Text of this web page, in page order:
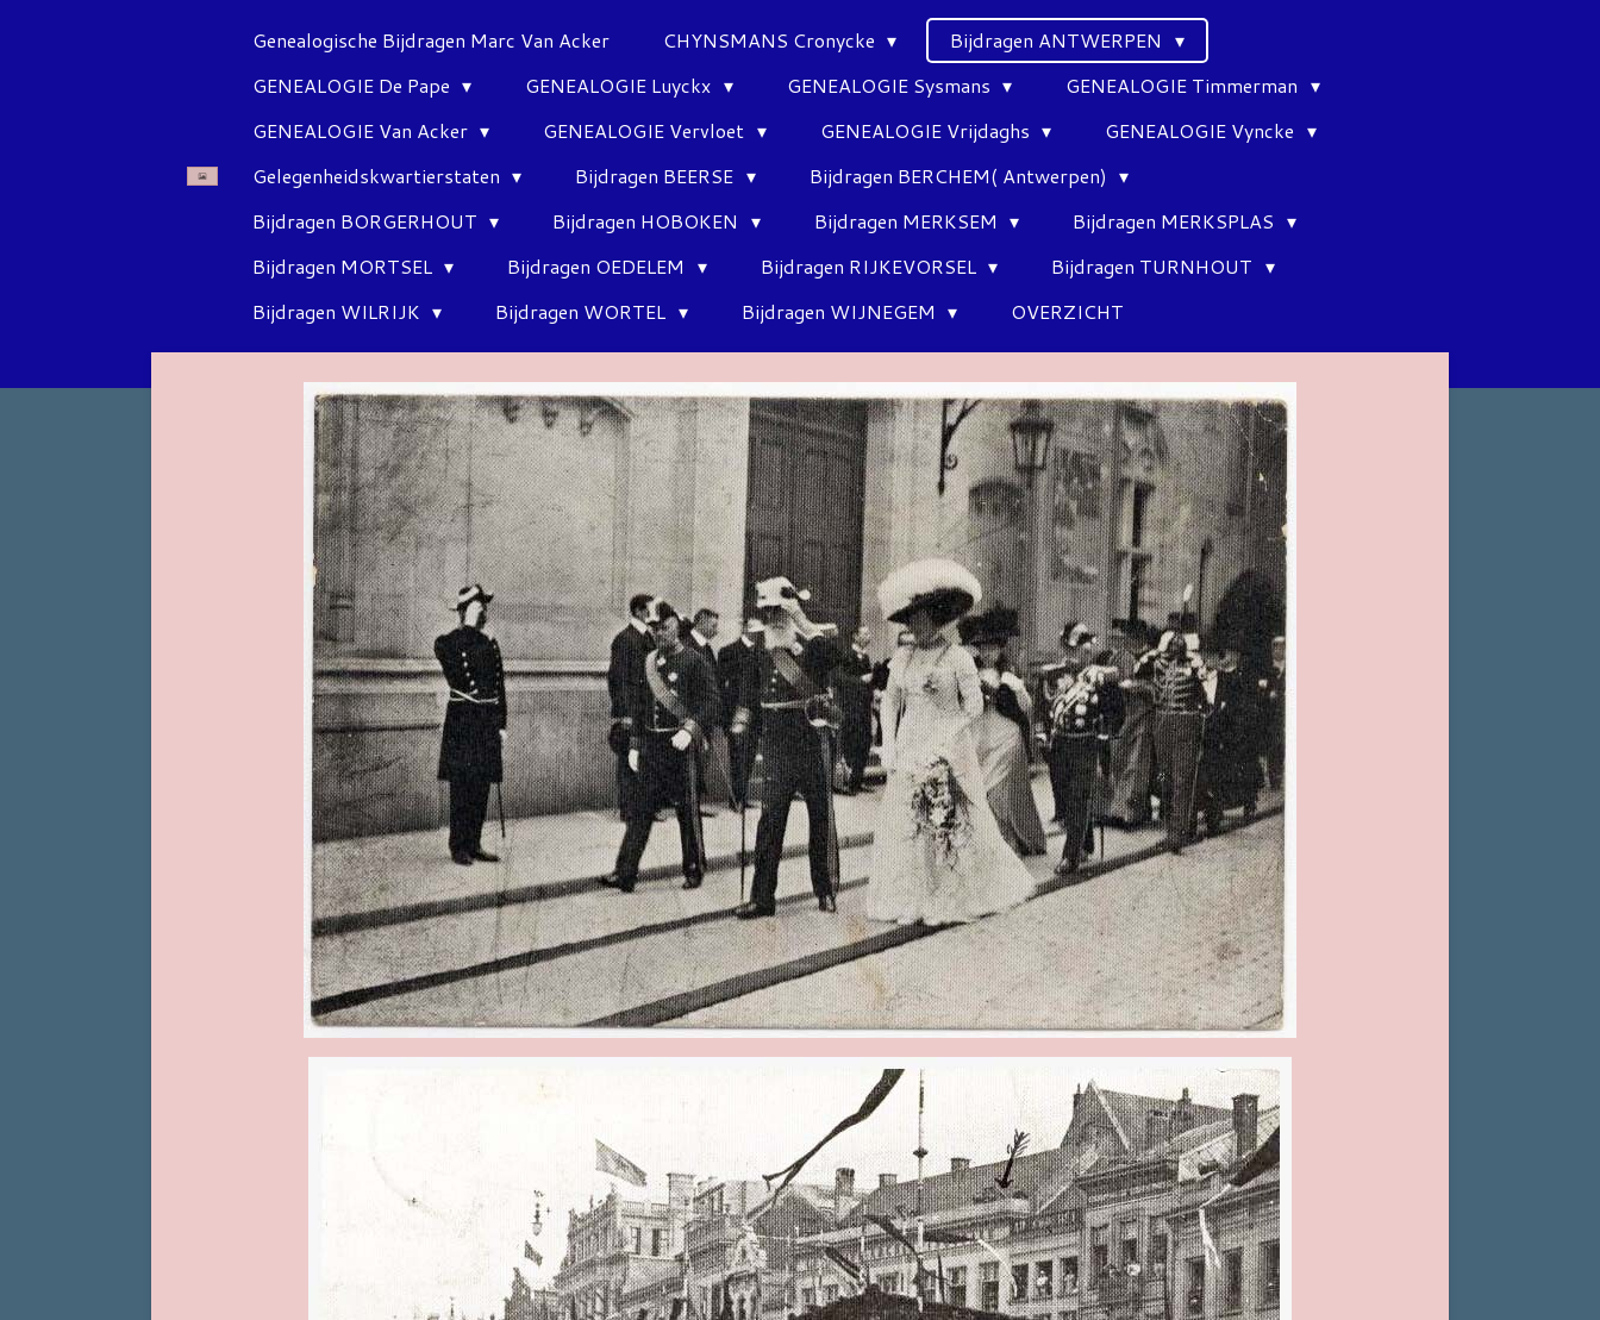
Genealogische Bijdragen Marc Van Acker CHYNSMANS Cronycke
Bijdragen ANTWERPEN
GENEALOGIE De Pape
GENEALOGIE Luyckx GENEALOGIE Sysmans
GENEALOGIE Timmerman
GENEALOGIE Van Acker
GENEALOGIE Vervloet GENEALOGIE Vrijdaghs
GENEALOGIE Vyncke
Gelegenheidskwartierstaten
Bijdragen BEERSE
Bijdragen BERCHEM( Antwerpen)
Bijdragen BORGERHOUT
Bijdragen HOBOKEN Bijdragen MERKSEM
Bijdragen MERKSPLAS
Bijdragen MORTSEL
Bijdragen OEDELEM Bijdragen RIJKEVORSEL
Bijdragen TURNHOUT
Bijdragen WILRIJK
Bijdragen WORTEL Bijdragen WIJNEGEM OVERZICHT